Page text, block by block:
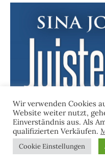
Wir verwenden Cookies
Website weiter nutzt,
Einverständnis aus. Als
qualifizierten Verkäufen.
Cookie Einstellungen